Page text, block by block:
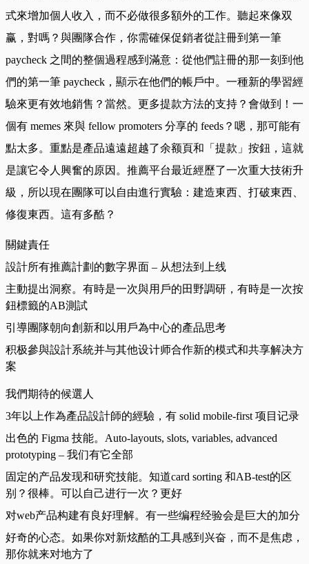
式來增加個人收入，而不必做很多額外的工作。聽起來像双
赢，對嗎？與團隊合作，你需確保促銷者從註冊到第一筆
paycheck 之間的整個過程感到滿意：從他們註冊的那一刻到他
們的第一筆 paycheck，顯示在他們的帳戶中。一種新的學習經
驗來更有效地銷售？當然。更多提款方法的支持？會做到！一
個有 memes 來與 fellow promoters 分享的 feeds？嗯，那可能有
點太多。重點是產品遠遠超越了余额頁和「提款」按鈕，這就
是讓它令人興奮的原因。推薦平台最近經歷了一次重大技術升
級，所以現在團隊可以自由進行實驗：建造東西、打破東西、
修復東西。這有多酷？
關鍵責任
設計所有推薦計劃的數字界面 – 从想法到上线
主動提出洞察。有時是一次與用戶的田野調研，有時是一次按
鈕標籤的AB測試
引導團隊朝向創新和以用戶為中心的產品思考
积极參與設計系統并与其他设计师合作新的模式和共享解决方
案
我們期待的候選人
3年以上作為產品設計師的經驗，有 solid mobile-first 项目记录
出色的 Figma 技能。Auto-layouts, slots, variables, advanced
prototyping – 我们有它全部
固定的产品发现和研究技能。知道card sorting 和AB-test的区
别？很棒。可以自己进行一次？更好
对web产品构建有良好理解。有一些编程经验会是巨大的加分
好奇的心态。如果你对新炫酷的工具感到兴奋，而不是焦虑，
那你就来对地方了